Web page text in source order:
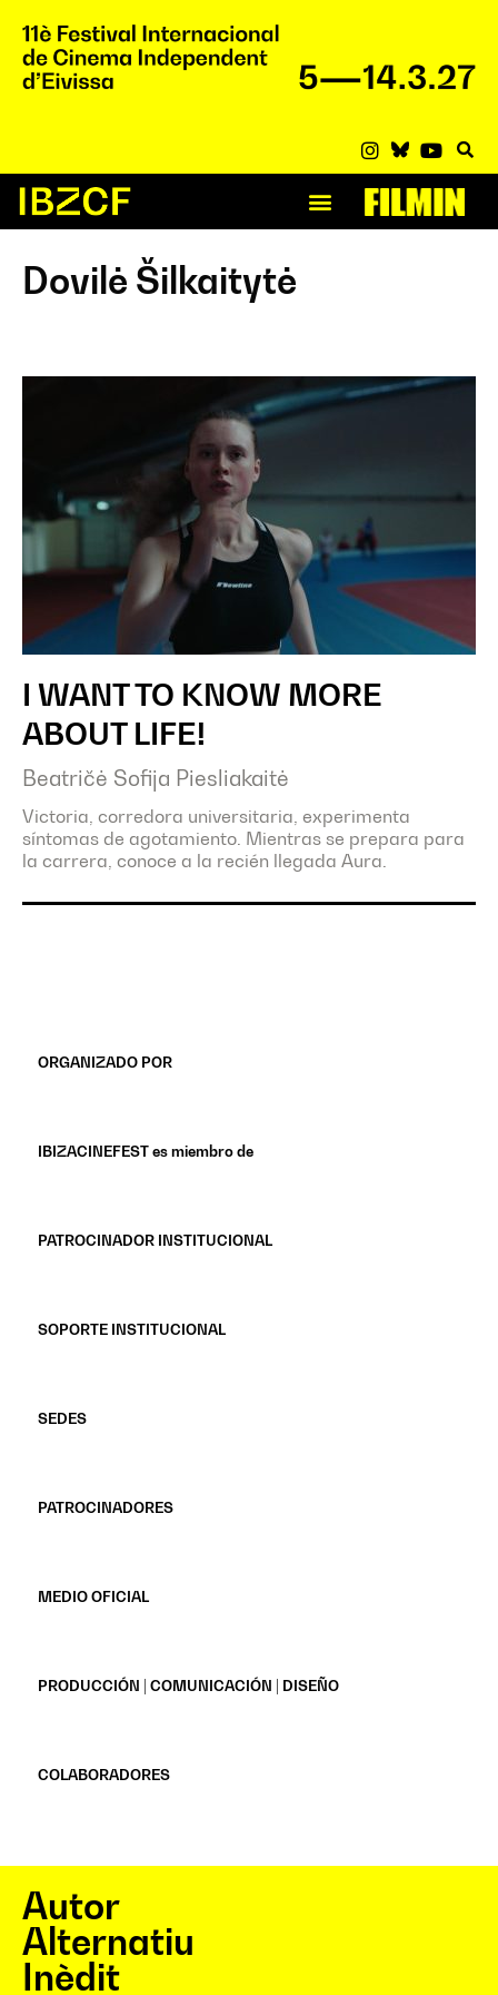
Dovilė Šilkaitytė
I WANT TO KNOW MORE
ABOUT LIFE!
Beatričė Sofija Piesliakaitė
Victoria, corredora universitaria, experimenta
síntomas de agotamiento. Mientras se prepara para
la carrera, conoce a la recién llegada Aura.
ORGANIZADO POR
IBIZACINEFEST es miembro de
PATROCINADOR INSTITUCIONAL
SOPORTE INSTITUCIONAL
SEDES
PATROCINADORES
MEDIO OFICIAL
PRODUCCIÓN | COMUNICACIÓN | DISEÑO
COLABORADORES
Autor
Alternatiu
Inèdit